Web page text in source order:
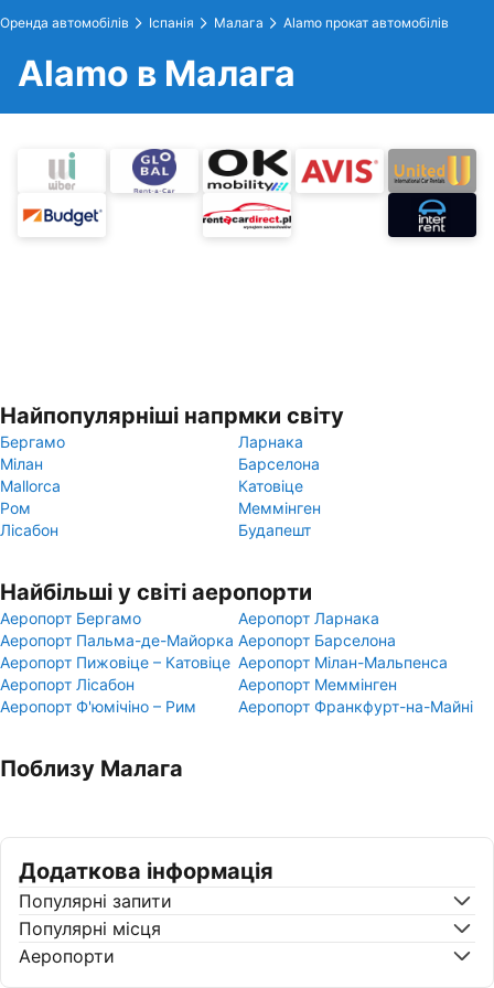
Оренда автомобілів Іспанія Малага Alamo прокат автомобілів
Alamo в Малага
Найпопулярніші напрмки світу
Бергамо
Ларнака
Мілан
Барселона
Mallorca
Катовіце
Ром
Меммінген
Лісабон
Будапешт
Найбільші у світі аеропорти
Аеропорт Бергамо
Аеропорт Ларнака
Аеропорт Пальма-де-Майорка Аеропорт Барселона
Аеропорт Пижовіце – Катовіце Аеропорт Мілан-Мальпенса
Аеропорт Лісабон
Аеропорт Меммінген
Аеропорт Ф'юмічіно – Рим
Аеропорт Франкфурт-на-Майні
Поблизу Малага
Додаткова інформація
Популярні запити
Популярні місця
Аеропорти